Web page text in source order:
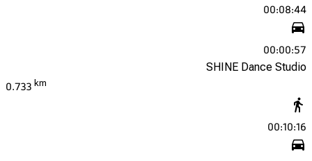
00:08:44
00:00:57
SHINE Dance Studio
0.733 km
00:10:16